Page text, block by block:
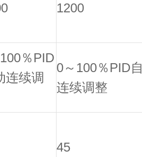
1200
100％ PID
连续调
0～ 100％ PID
连续调整
45